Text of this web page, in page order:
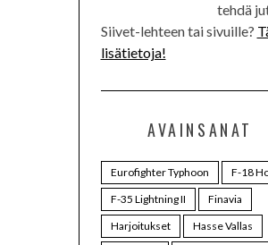
tehdä
Siivet-lehteen tai sivuille?
lisätietoja!
AVAINSANAT
Eurofighter Typhoon
F-18
F-35 Lightning II
Finavia
Harjoitukset
Hasse Vallas